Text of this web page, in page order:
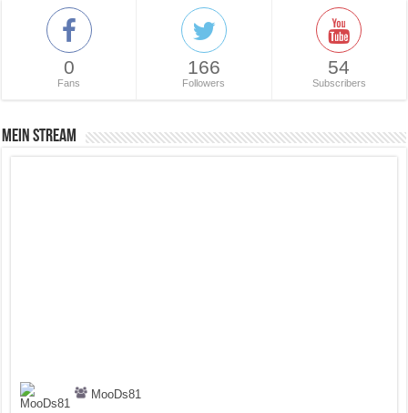
0
Fans
166
Followers
54
Subscribers
Mein Stream
MooDs81